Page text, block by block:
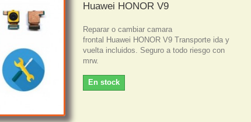
Huawei HONOR V9
Reparar o cambiar camara
frontal Huawei HONOR V9 Transporte ida y
vuelta incluidos. Seguro a todo riesgo con
mrw.
En stock